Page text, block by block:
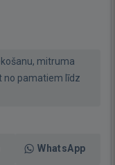
mitruma
no pamatiem līdz
WhatsApp